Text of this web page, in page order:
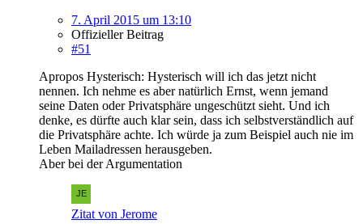
7. April 2015 um 13:10
Offizieller Beitrag
#51
Apropos Hysterisch: Hysterisch will ich das jetzt nicht
nennen. Ich nehme es aber natürlich Ernst, wenn jemand
seine Daten oder Privatsphäre ungeschützt sieht. Und ich
denke, es dürfte auch klar sein, dass ich selbstverständlich auf
die Privatsphäre achte. Ich würde ja zum Beispiel auch nie im
Leben Mailadressen herausgeben.
Aber bei der Argumentation
Zitat von Jerome